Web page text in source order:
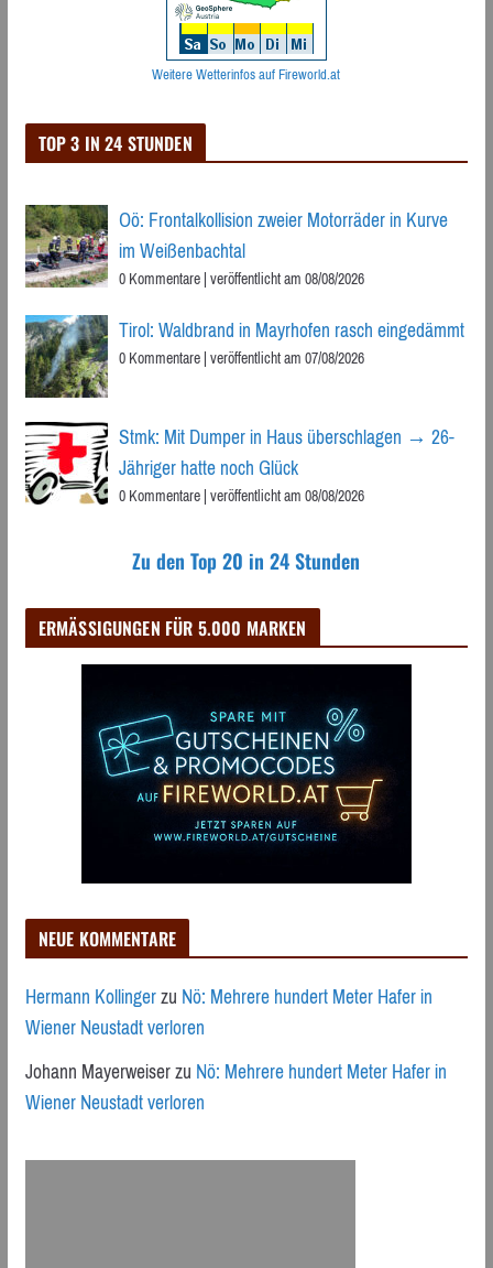
Weitere Wetterinfos auf Fireworld.at
TOP 3 IN 24 STUNDEN
Oö: Frontalkollision zweier Motorräder in Kurve
im Weißenbachtal
0 Kommentare|veröffentlicht am 08/08/2026
Tirol: Waldbrand in Mayrhofen rasch eingedämmt
0 Kommentare|veröffentlicht am 07/08/2026
Stmk: Mit Dumper in Haus überschlagen → 26-
Jähriger hatte noch Glück
0 Kommentare|veröffentlicht am 08/08/2026
Zu den Top 20 in 24 Stunden
ERMÄSSIGUNGEN FÜR 5.000 MARKEN
NEUE KOMMENTARE
Hermann KollingerzuNö: Mehrere hundert Meter Hafer in
Wiener Neustadt verloren
Johann MayerweiserzuNö: Mehrere hundert Meter Hafer in
Wiener Neustadt verloren